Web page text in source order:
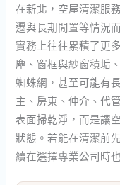
在新北，空屋清潔服
遷與長期閒置等情況
實務上往往累積了更
塵、窗框與紗窗積垢
蜘蛛網，甚至可能有
主、房東、仲介、代
表面掃乾淨，而是讓
狀態。若能在清潔前
續在選擇專業公司時